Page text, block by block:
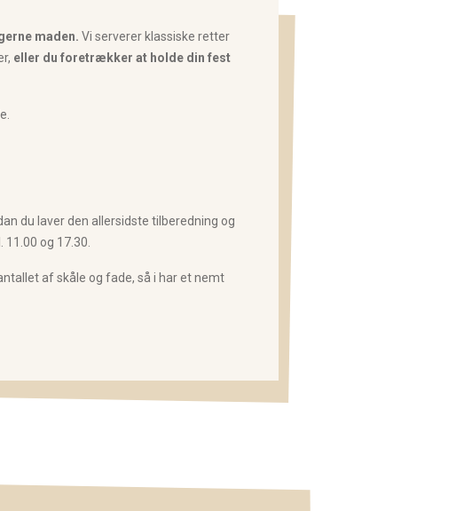
maden. Vi serverer klassiske retter
eller du foretrækker at holde din fest
du laver den allersidste tilberedning og
og 17.30.
af skåle og fade, så i har et nemt